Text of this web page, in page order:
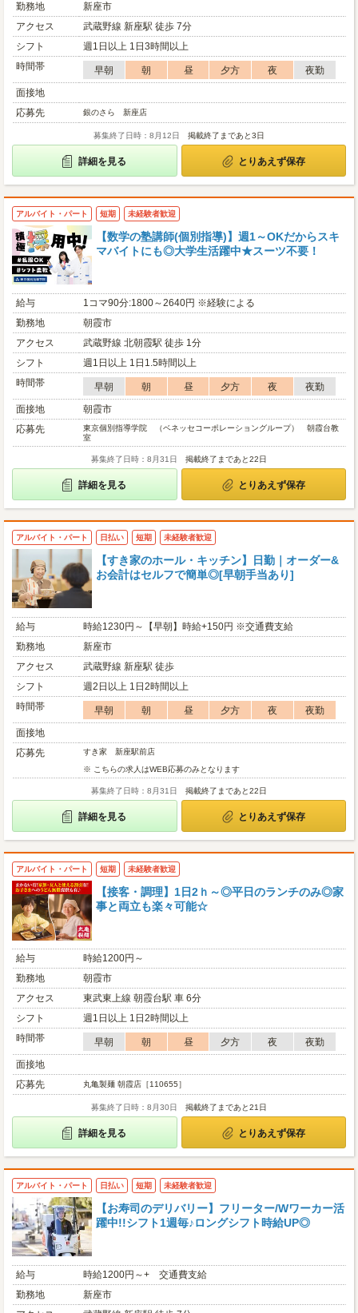
勤務地
新座市
アクセス
武蔵野線 新座駅 徒歩 7分
シフト
週1日以上 1日3時間以上
時間帯
早朝 朝 昼 夕方 夜
夜勤
面接地
応募先
銀のさら 新座店
募集終了日時：8月12日 掲載終了まであと3日
詳細を見る とりあえず保存
アルバイト・パート 短期 未経験者歓迎
【数学の塾講師(個別指導)】週1～OKだからスキ
マバイトにも◎大学生活躍中★スーツ不要！
給与
1コマ90分:1800～2640円 ※経験による
勤務地
朝霞市
アクセス
武蔵野線 北朝霞駅 徒歩 1分
シフト
週1日以上 1日1.5時間以上
時間帯
早朝 朝 昼 夕方 夜
夜勤
面接地
朝霞市
応募先
東京個別指導学院 （ベネッセコーポレーショングループ） 朝霞台教
室
募集終了日時：8月31日 掲載終了まであと22日
詳細を見る とりあえず保存
アルバイト・パート 日払い 短期 未経験者歓迎
【すき家のホール・キッチン】日勤｜オーダー&
お会計はセルフで簡単◎[早朝手当あり]
給与
時給1230円～【早朝】時給+150円 ※交通費支給
勤務地
新座市
アクセス
武蔵野線 新座駅 徒歩
シフト
週2日以上 1日2時間以上
時間帯
早朝 朝 昼 夕方 夜
夜勤
面接地
応募先
すき家 新座駅前店
※ こちらの求人はWEB応募のみとなります
募集終了日時：8月31日 掲載終了まであと22日
詳細を見る とりあえず保存
アルバイト・パート 短期 未経験者歓迎
【接客・調理】1日2ｈ～◎平日のランチのみ◎家
事と両立も楽々可能☆
給与
時給1200円～
勤務地
朝霞市
アクセス
東武東上線 朝霞台駅 車 6分
シフト
週1日以上 1日2時間以上
時間帯
早朝 朝 昼 夕方 夜
夜勤
面接地
応募先
丸亀製麺 朝霞店［110655］
募集終了日時：8月30日 掲載終了まであと21日
詳細を見る とりあえず保存
アルバイト・パート 日払い 短期 未経験者歓迎
【お寿司のデリバリー】フリーター/Wワーカー活
躍中!!シフト1週毎♪ロングシフト時給UP◎
給与
時給1200円～+ 交通費支給
勤務地
新座市